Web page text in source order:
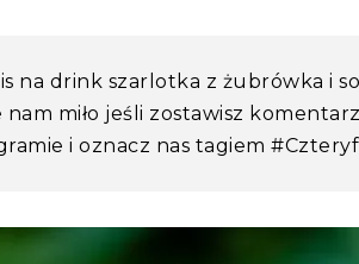
na drink szarlotka z żubrówka i
miło jeśli zostawisz
i oznacz nas tagiem